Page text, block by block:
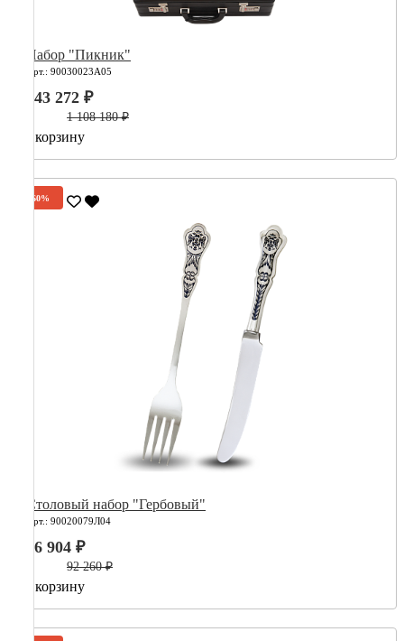
Набор "Пикник"
Арт.: 90030023А05
443 272 ₽
1 108 180 ₽
В корзину
-60%
Столовый набор "Гербовый"
Арт.: 90020079Л04
36 904 ₽
92 260 ₽
В корзину